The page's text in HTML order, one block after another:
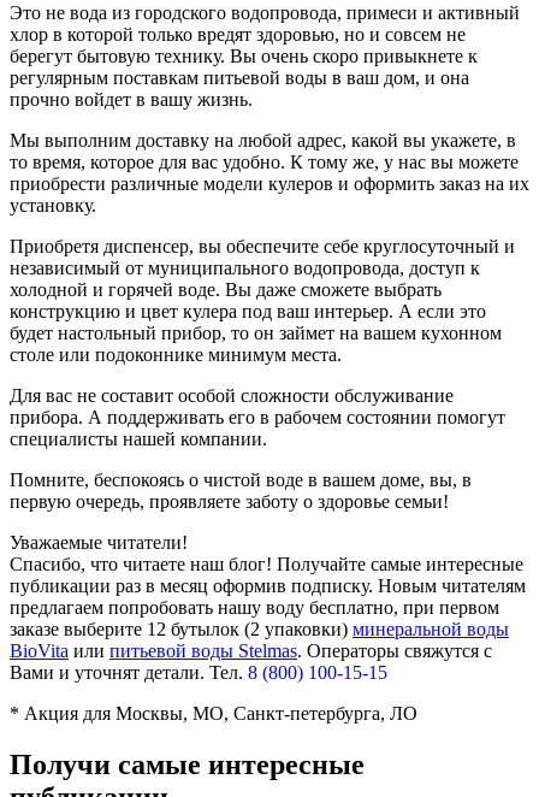
Это не вода из городского водопровода, примеси и активный
хлор в которой только вредят здоровью, но и совсем не
берегут бытовую технику. Вы очень скоро привыкнете к
регулярным поставкам питьевой воды в ваш дом, и она
прочно войдет в вашу жизнь.
Мы выполним доставку на любой адрес, какой вы укажете, в
то время, которое для вас удобно. К тому же, у нас вы можете
приобрести различные модели кулеров и оформить заказ на их
установку.
Приобретя диспенсер, вы обеспечите себе круглосуточный и
независимый от муниципального водопровода, доступ к
холодной и горячей воде. Вы даже сможете выбрать
конструкцию и цвет кулера под ваш интерьер. А если это
будет настольный прибор, то он займет на вашем кухонном
столе или подоконнике минимум места.
Для вас не составит особой сложности обслуживание
прибора. А поддерживать его в рабочем состоянии помогут
специалисты нашей компании.
Помните, беспокоясь о чистой воде в вашем доме, вы, в
первую очередь, проявляете заботу о здоровье семьи!
Уважаемые читатели!
Спасибо, что читаете наш блог! Получайте самые интересные
публикации раз в месяц оформив подписку. Новым читателям
предлагаем попробовать нашу воду бесплатно, при первом
заказе выберите 12 бутылок (2 упаковки) минеральной воды
BioVita или питьевой воды Stelmas. Операторы свяжутся с
Вами и уточнят детали. Тел. 8 (800) 100-15-15
* Акция для Москвы, МО, Санкт-петербурга, ЛО
Получи самые интересные